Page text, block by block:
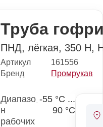
Труба
ПНД, лёгкая, 350 Н,
Артикул
161556
Бренд
Промрукав
Диапазо
н
рабочих
-55 °С ...
90 °С